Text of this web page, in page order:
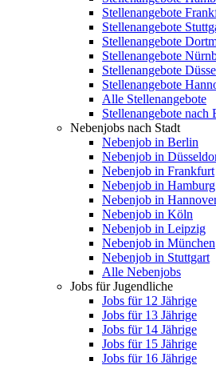
Stellenangebote
Stellenangebote
Stellenangebote
Stellenangebote
Stellenangebote
Stellenangebote
Alle Stellenangebote
Stellenangebote nach
Nebenjobs nach Stadt
Nebenjob in Berlin
Nebenjob in
Nebenjob in Frankfurt
Nebenjob in Hamburg
Nebenjob in
Nebenjob in Köln
Nebenjob in Leipzig
Nebenjob in München
Nebenjob in Stuttgart
Alle Nebenjobs
Jobs für Jugendliche
Jobs für 12 Jährige
Jobs für 13 Jährige
Jobs für 14 Jährige
Jobs für 15 Jährige
Jobs für 16 Jährige